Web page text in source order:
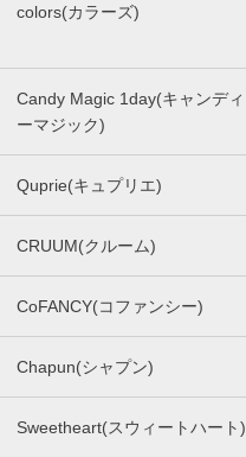
colors(カラーズ)
Candy Magic 1day(キャンディ
ーマジック)
Quprie(キュプリエ)
CRUUM(クルーム)
CoFANCY(コファンシー)
Chapun(シャプン)
Sweetheart(スウィートハート)